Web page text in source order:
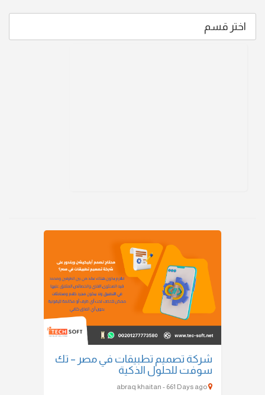
اختر قسم
شركة تصميم تطبيقات في مصر – تك
سوفت للحلول الذكية